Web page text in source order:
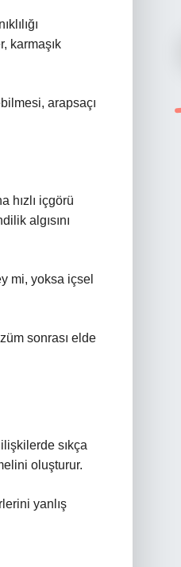
karmaşık
arapsaçı
hızlı içgörü
algısını
mi, yoksa içsel
sonrası elde
sıkça
oluşturur.
yanlış